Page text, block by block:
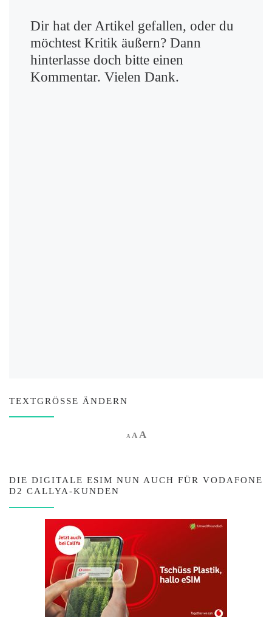
Dir hat der Artikel gefallen, oder du
möchtest Kritik äußern? Dann
hinterlasse doch bitte einen
Kommentar. Vielen Dank.
TEXTGRÖSSE ÄNDERN
A Decrease font size.
AReset font size.
AIncrease font size.
DIE DIGITALE ESIM NUN AUCH FÜR VODAFONE
D2 CALLYA-KUNDEN